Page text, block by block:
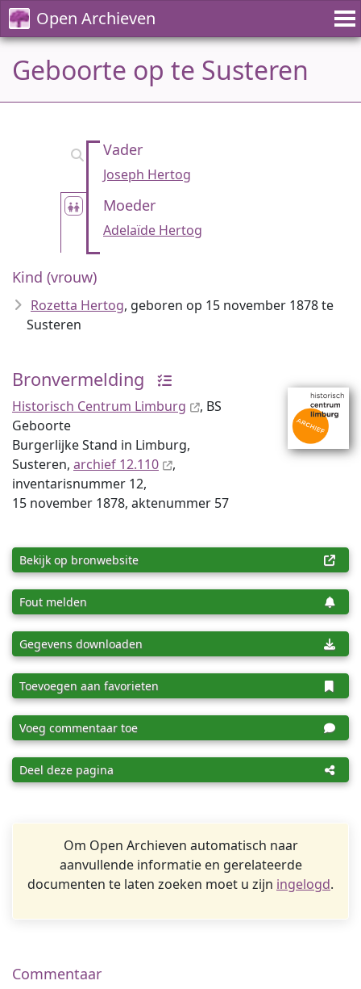
Open Archieven
Geboorte op te Susteren
Vader
Joseph Hertog
Moeder
Adelaïde Hertog
Kind (vrouw)
Rozetta Hertog, geboren op 15 november 1878 te
Susteren
Bronvermelding
Historisch Centrum Limburg
, BS
Geboorte
Burgerlijke Stand in Limburg,
Susteren, archief 12.110
,
inventaris­num­mer 12,
15 november 1878, aktenummer 57
Bekijk op bronwebsite
Fout melden
Gegevens downloaden
Toevoegen aan favorieten
Voeg commentaar toe
Deel deze pagina
Om Open Archieven automatisch naar
aanvullende informatie en gerelateerde
documenten te laten zoeken moet u zijn ingelogd.
Commentaar